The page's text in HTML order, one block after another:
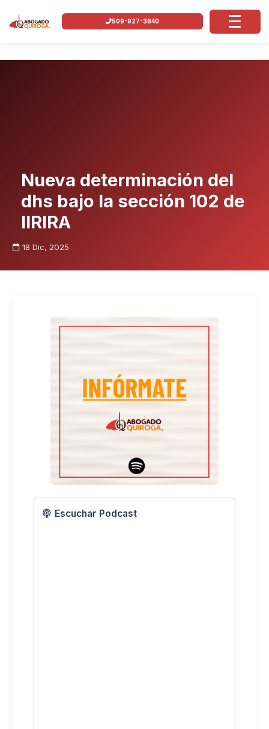
509-927-3840
Nueva determinación del
dhs bajo la sección 102 de
IIRIRA
18 Dic, 2025
Escuchar Podcast